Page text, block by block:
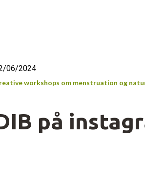
06/2024
workshops om menstruation og
på